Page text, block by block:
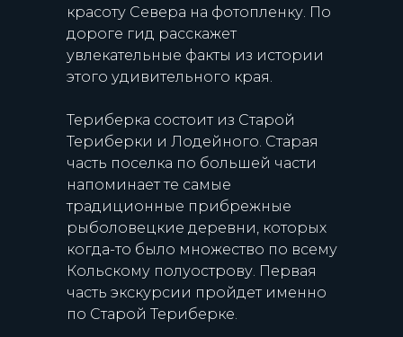
красоту Севера на фотопленку. По
дороге гид расскажет
увлекательные факты из истории
этого удивительного края.
Териберка состоит из Старой
Териберки и Лодейного. Старая
часть поселка по большей части
напоминает те самые
традиционные прибрежные
рыболовецкие деревни, которых
когда-то было множество по всему
Кольскому полуострову. Первая
часть экскурсии пройдет именно
по Старой Териберке.